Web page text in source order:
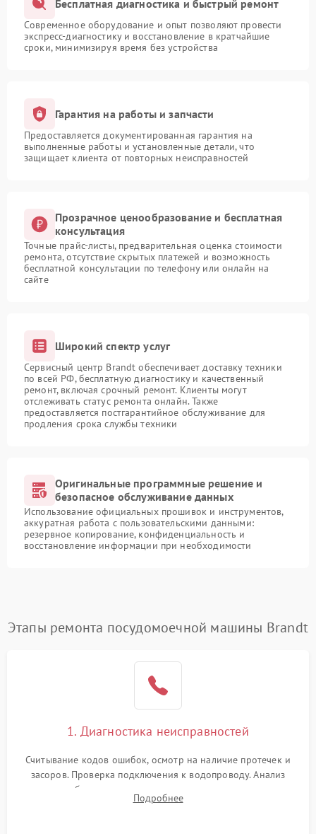
Бесплатная диагностика и быстрый ремонт
Современное оборудование и опыт позволяют провести
экспресс-диагностику и восстановление в кратчайшие
сроки, минимизируя время без устройства
Гарантия на работы и запчасти
Предоставляется документированная гарантия на
выполненные работы и установленные детали, что
защищает клиента от повторных неисправностей
Прозрачное ценообразование и бесплатная
консультация
Точные прайс-листы, предварительная оценка стоимости
ремонта, отсутствие скрытых платежей и возможность
бесплатной консультации по телефону или онлайн на
сайте
Широкий спектр услуг
Сервисный центр Brandt обеспечивает доставку техники
по всей РФ, бесплатную диагностику и качественный
ремонт, включая срочный ремонт. Клиенты могут
отслеживать статус ремонта онлайн. Также
предоставляется постгарантийное обслуживание для
продления срока службы техники
Оригинальные программные решение и
безопасное обслуживание данных
Использование официальных прошивок и инструментов,
аккуратная работа с пользовательскими данными:
резервное копирование, конфиденциальность и
восстановление информации при необходимости
Этапы ремонта посудомоечной машины Brandt
1. Диагностика неисправностей
Считывание кодов ошибок, осмотр на наличие протечек и
засоров. Проверка подключения к водопроводу. Анализ
жалоб на отсутствие слива, нагрева, вращения
разбрызгивателей или срабатывание системы защиты
Подробнее